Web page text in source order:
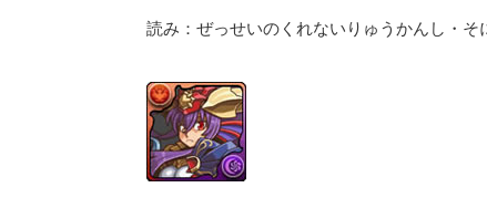
読み：ぜっせいのくれないりゅうかんし・